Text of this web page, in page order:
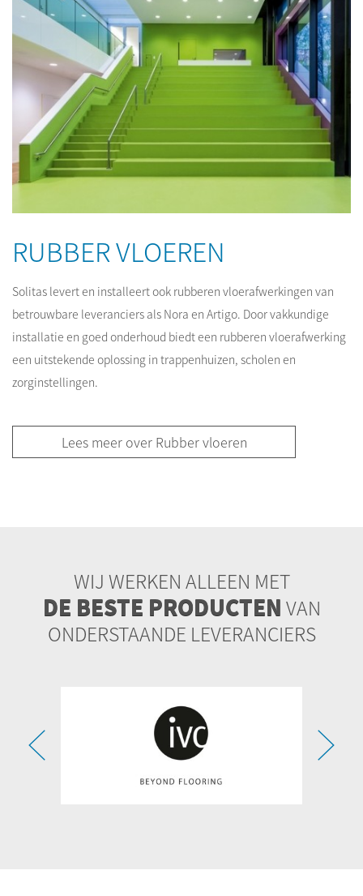
RUBBER VLOEREN
Solitas levert en installeert ook rubberen vloerafwerkingen van
betrouwbare leveranciers als Nora en Artigo. Door vakkundige
installatie en goed onderhoud biedt een rubberen vloerafwerking
een uitstekende oplossing in trappenhuizen, scholen en
zorginstellingen.
Lees meer over Rubber vloeren
WIJ WERKEN ALLEEN MET
DE BESTE PRODUCTEN VAN
ONDERSTAANDE LEVERANCIERS